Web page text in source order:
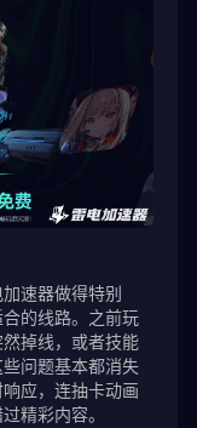
速器做得特别
的线路。之前玩
掉线，或者技能
问题基本都消失
应，连抽卡动画
精彩内容。